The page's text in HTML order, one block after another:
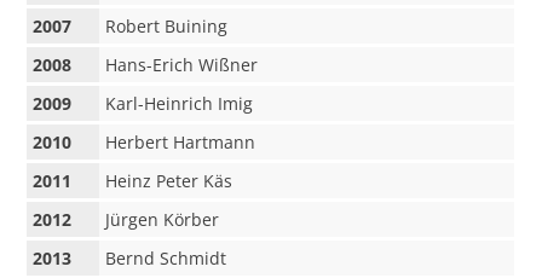
2007
Robert Buining
2008
Hans-Erich Wißner
2009
Karl-Heinrich Imig
2010
Herbert Hartmann
2011
Heinz Peter Käs
2012
Jürgen Körber
2013
Bernd Schmidt